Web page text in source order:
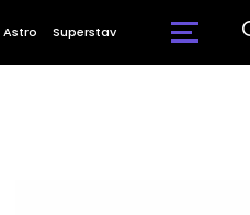
Astro Superstav